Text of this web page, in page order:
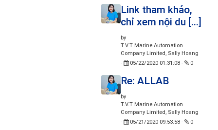
Link tham khảo,
chỉ xem nội du [...]
by
T.V.T Marine Automation
Company Limited, Sally Hoang
-
05/22/2020 01:31:08 - 0
Re: ALLAB
by
T.V.T Marine Automation
Company Limited, Sally Hoang
-
05/21/2020 09:53:58 - 0